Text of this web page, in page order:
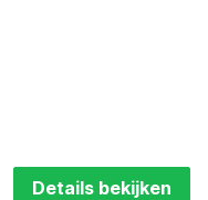
Details bekijken